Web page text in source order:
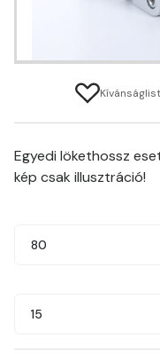
Egyedi lökethossz
kép csak illusztráció!
80
15